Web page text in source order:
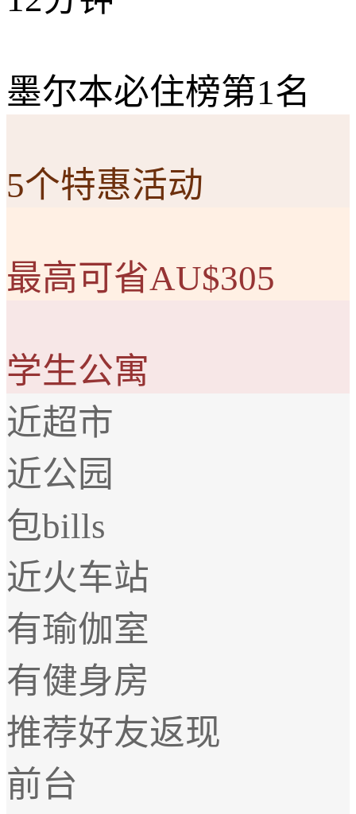
墨尔本必住榜第1名
5个特惠活动
最高可省AU$305
学生公寓
近超市
近公园
包bills
近火车站
有瑜伽室
有健身房
推荐好友返现
前台